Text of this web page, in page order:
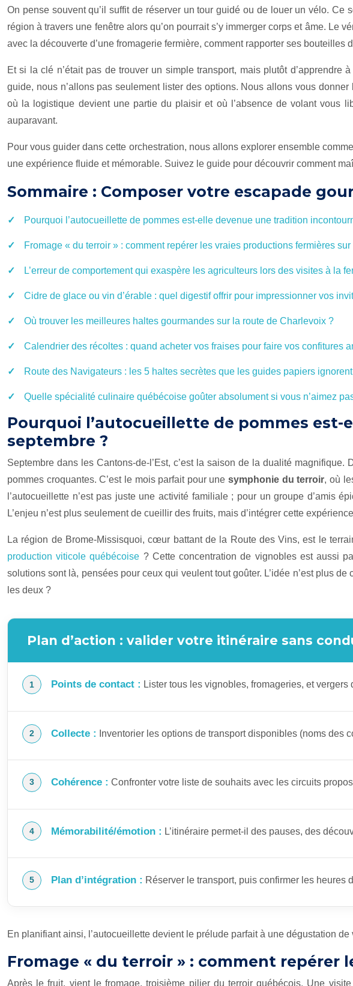
On pense souvent qu’il suffit de réserver un tour guidé ou de louer un vélo. Ce
région à travers une fenêtre alors qu’on pourrait s’y immerger corps et âme. Le
avec la découverte d’une fromagerie fermière, comment rapporter ses
Et si la clé n’était pas de trouver un simple transport, mais plutôt d’apprendre à
guide, nous n’allons pas seulement lister des options. Nous allons vous
où la logistique devient une partie du plaisir et où l’absence de volant vous
auparavant.
Pour vous guider dans cette orchestration, nous allons explorer ensemble
une expérience fluide et mémorable. Suivez le guide pour découvrir comment
Sommaire : Composer votre escapade
Pourquoi l’autocueillette de pommes est-elle devenue une tradition
Fromage « du terroir » : comment repérer les vraies productions fermières sur
L’erreur de comportement qui exaspère les agriculteurs lors des visites à la
Cidre de glace ou vin d’érable : quel digestif offrir pour impressionner vos
Où trouver les meilleures haltes gourmandes sur la route de Charlevoix ?
Calendrier des récoltes : quand acheter vos fraises pour faire vos confitures
Route des Navigateurs : les 5 haltes secrètes que les guides papiers ignorent
Quelle spécialité culinaire québécoise goûter absolument si vous n’aimez
Pourquoi l’autocueillette de pommes
septembre ?
Septembre dans les Cantons-de-l’Est, c’est la saison de la dualité
pommes croquantes. C’est le mois parfait pour unesymphonie du terroir, où
l’autocueillette n’est pas juste une activité familiale ; pour un groupe d’amis
L’enjeu n’est plus seulement de cueillir des fruits, mais d’intégrer cette
La région de Brome-Missisquoi, cœur battant de la Route des Vins, est le
production viticole québécoise ? Cette concentration de vignobles est aussi
solutions sont là, pensées pour ceux qui veulent tout goûter. L’idée n’est plus
les deux ?
Plan d’action : valider votre itinéraire sans
Points de contact : Lister tous les vignobles, fromageries, et vergers
Collecte : Inventorier les options de transport disponibles (noms des
Cohérence : Confronter votre liste de souhaits avec les circuits
Mémorabilité/émotion : L’itinéraire permet-il des pauses, des
Plan d’intégration : Réserver le transport, puis confirmer les
En planifiant ainsi, l’autocueillette devient le prélude parfait à une dégustation
Fromage « du terroir » : comment repérer
Après le fruit, vient le fromage, troisième pilier du terroir québécois. Une